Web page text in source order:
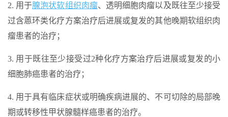
2. 用于腺泡状软组织肉瘤、透明细胞肉瘤以及既往至少接受
过含蒽环类化疗方案治疗后进展或复发的其他晚期软组织肉
瘤患者的治疗；
3. 用于既往至少接受过2种化疗方案治疗后进展或复发的小
细胞肺癌患者的治疗；
4. 用于具有临床症状或明确疾病进展的、不可切除的局部晚
期或转移性甲状腺髓样癌患者的治疗。